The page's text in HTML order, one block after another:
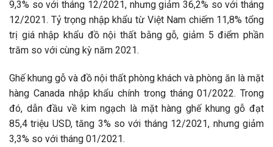
9,3% so với tháng 12/2021, nhưng giảm 36,2% so với tháng
12/2021. Tỷ trọng nhập khẩu từ Việt Nam chiếm 11,8% tổng
trị giá nhập khẩu đồ nội thất bằng gỗ, giảm 5 điểm phần
trăm so với cùng kỳ năm 2021.
Ghế khung gỗ và đồ nội thất phòng khách và phòng ăn là mặt
hàng Canada nhập khẩu chính trong tháng 01/2022. Trong
đó, dẫn đầu về kim ngạch là mặt hàng ghế khung gỗ đạt
85,4 triệu USD, tăng 3% so với tháng 12/2021, nhưng giảm
3,3% so với tháng 01/2021.